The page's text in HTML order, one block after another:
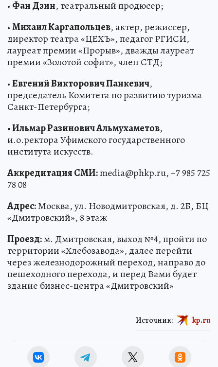
• Фан Дзин, театральный продюсер;
•Михаил Каргапольцев, актер, режиссер,
директор театра «ЦЕХЪ», педагог РГИСИ,
лауреат премии «Прорыв», дважды лауреат
премии «Золотой софит», член СТД;
•Евгений Викторович Панкевич,
председатель Комитета по развитию туризма
Санкт-Петербурга;
• Ильмар Разинович Альмухаметов,
и.о.ректора Уфимского государственного
института искусств.
Аккредитация СМИ:media@phkp.ru, +7 985 725
78 08
Адрес:Москва, ул. Новодмитровская, д. 2Б, БЦ
«Дмитровский», 8 этаж
Проезд:м. Дмитровская, выход №4, пройти по
территории «Хлебозавода», далее перейти
через железнодорожный переход, направо до
пешеходного перехода, и перед Вами будет
здание бизнес-центра «Дмитровский»
Источник: kp.ru